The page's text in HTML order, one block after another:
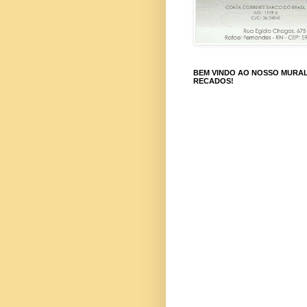
BEM VINDO AO NOSSO
RECADOS!